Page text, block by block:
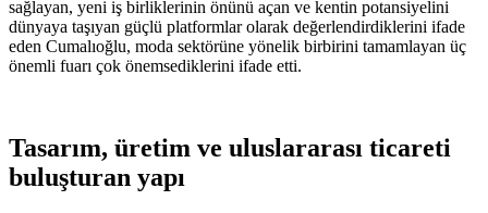
sağlayan, yeni iş birliklerinin önünü açan ve kentin potansiyelini
dünyaya taşıyan güçlü platformlar olarak değerlendirdiklerini ifade
eden Cumalıoğlu, moda sektörüne yönelik birbirini tamamlayan üç
önemli fuarı çok önemsediklerini ifade etti.
Tasarım, üretim ve uluslararası ticareti
buluşturan yapı